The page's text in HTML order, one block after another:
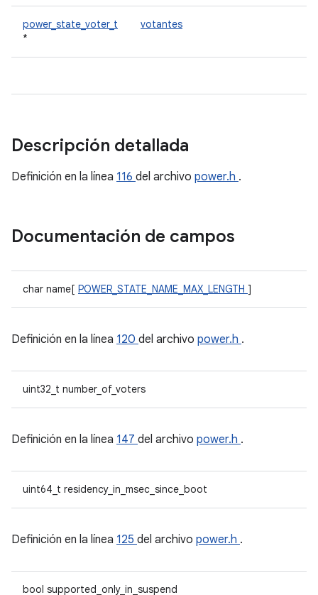
power_state_voter_t
*
votantes
Descripción detallada
Definición en la línea 116 del archivo power.h .
Documentación de campos
char name[ POWER_STATE_NAME_MAX_LENGTH ]
Definición en la línea 120 del archivo power.h .
uint32_t number_of_voters
Definición en la línea 147 del archivo power.h .
uint64_t residency_in_msec_since_boot
Definición en la línea 125 del archivo power.h .
bool supported_only_in_suspend